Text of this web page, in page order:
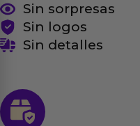
Sin sorpresas
Sin logos
Sin detalles